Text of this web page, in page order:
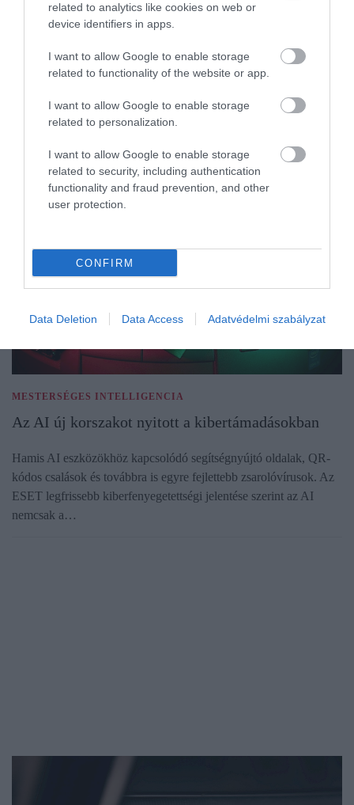
related to analytics like cookies on web or
device identifiers in apps.
I want to allow Google to enable storage
related to functionality of the website or app.
I want to allow Google to enable storage
related to personalization.
I want to allow Google to enable storage
related to security, including authentication
functionality and fraud prevention, and other
user protection.
CONFIRM
Data Deletion Data Access Adatvédelmi szabályzat
MESTERSÉGES INTELLIGENCIA
Az AI új korszakot nyitott a kibertámadásokban
Hamis AI eszközökhöz kapcsolódó segítségnyújtó oldalak, QR-
kódos csalások és továbbra is egyre fejlettebb zsarolóvírusok. Az
ESET legfrissebb kiberfenyegetettségi jelentése szerint az AI
nemcsak a…